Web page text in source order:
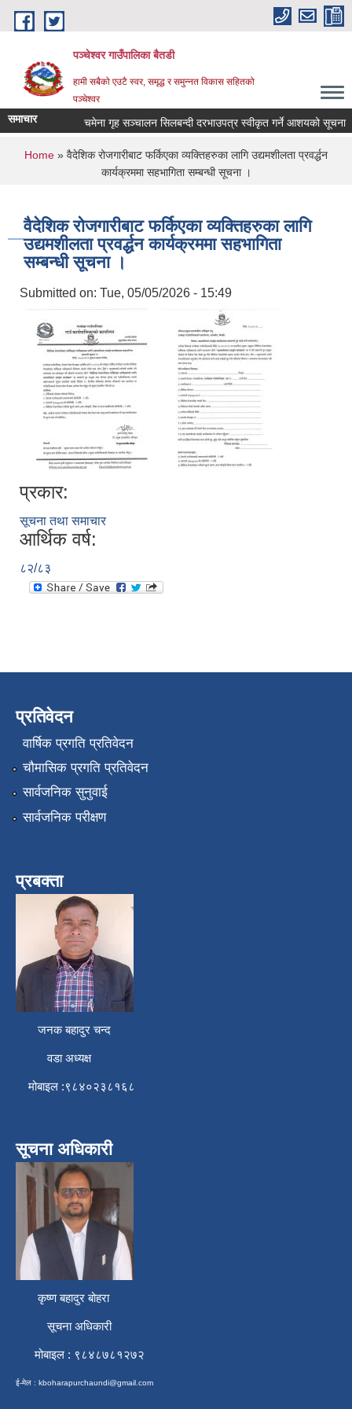
Skip to main content
पञ्चेश्वर गाउँपालिका बैतडी
हामी सबैको एउटै स्वर, समृद्ध र समुन्नत विकास सहितको
पञ्चेश्वर
समाचार चमेना गृह सञ्‍चालन सिलबन्दी दरभाउपत्र स्वीकृत गर्ने आशयको सूचना ।
You are here
Home » वैदेशिक रोजगारीबाट फर्किएका व्यक्तिहरुका लागि उद्यमशीलता प्रवर्द्धन
कार्यक्रममा सहभागिता सम्बन्धी सूचना ।
वैदेशिक रोजगारीबाट फर्किएका व्यक्तिहरुका लागि
उद्यमशीलता प्रवर्द्धन कार्यक्रममा सहभागिता
सम्बन्धी सूचना ।
Submitted on: Tue, 05/05/2026 - 15:49
प्रकार:
सूचना तथा समाचार
आर्थिक वर्ष:
८२/८३
प्रतिवेदन
वार्षिक प्रगति प्रतिवेदन
चौमासिक प्रगति प्रतिवेदन
सार्वजनिक सुनुवाई
सार्वजनिक परीक्षण
प्रबक्ता
जनक बहादुर चन्द
वडा अध्यक्ष
मोबाइल :९८४०२३८१६८
सूचना अधिकारी
कृष्ण बहादुर बोहरा
सूचना अधिकारी
मोबाइल : ९८४८७८१२७२
ई-मेल : kboharapurchaundi@gmail.com